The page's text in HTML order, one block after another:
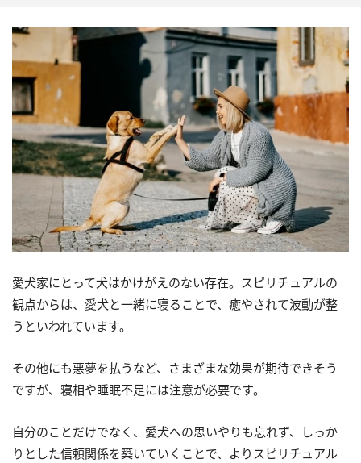
愛犬家にとって犬はかけがえのない存在。スピリチュアルの
観点からは、愛犬と一緒に寝ることで、癒やされて波動が整
うといわれています。
その他にも悪夢を払うなど、さまざまな効果が期待できそう
ですが、寝相や睡眠不足には注意が必要です。
自分のことだけでなく、愛犬への思いやりも忘れず、しっか
りとした信頼関係を築いていくことで、よりスピリチュアル